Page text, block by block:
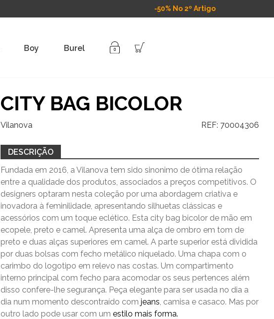
-50% No 2º Artigo
Boy Burel
CITY BAG BICOLOR
Vilanova REF: 70004306
DESCRIÇÃO
Fundada em 2016, a Vilanova tem sido sinonimo de ótima relação
entre a qualidade dos produtos, associados a preços competitivos. O
designers optaram nesta coleção por uma abordagem criativa e
inovadora à feminilidade, apresentando silhuetas clássicas e
acessórios com um toque eclético. Esta city bag bicolor de mão em
ecopele, preto e camel. Apresenta uma alça de ombro em tom de
preto e duas alças superiores em camel. A parte superior está dividida
por duas bolsas com fecho metálico niquelado. Uma chapa com o
carimbo do logotipo em relevo nas costas. Um compartimento
interno principal com fecho para acomodar os seus pertences além
disso confere-lhe segurança. Peça elegante para ser usada no dia a
dia num momento descontraído comjeans, camisa e casaco. Mas por
outro lado pode usar com umestilo mais forma.